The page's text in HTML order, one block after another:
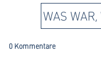
WAS
0 Kommentare